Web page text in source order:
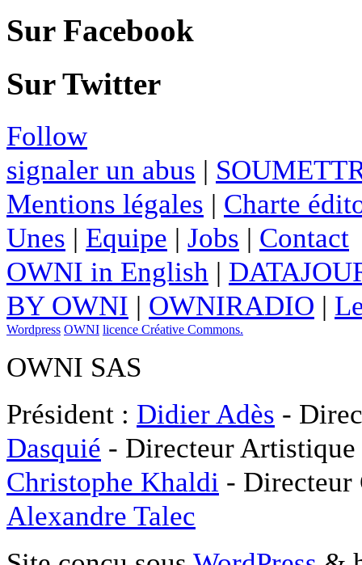
Sur Facebook
Sur Twitter
Follow
signaler un abus |
Mentions légales | Charte
Unes | Equipe | Jobs | Contact
OWNI in English |
BY OWNI | OWNIRADIO |
Wordpress OWNI licence Créative Commons.
OWNI SAS
Président : Didier Adès -
Dasquié - Directeur
Christophe Khaldi -
Alexandre Talec